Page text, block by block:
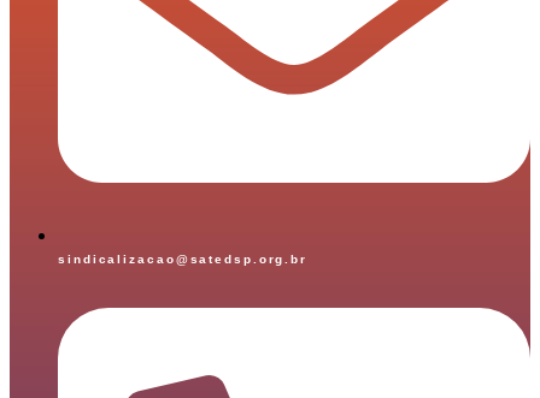
sindicalizacao@satedsp.org.br